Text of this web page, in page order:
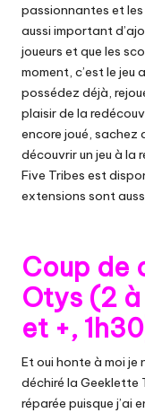
passionnantes et
aussi important
joueurs et que les
moment, c’est le jeu
possédez déjà,
plaisir de la
encore joué, sachez
découvrir un jeu à la
Five Tribes est
extensions sont
Coup de
Otys (2 à
et +,
Et oui honte à moi je
déchiré la Geeklette
réparée puisque j’ai